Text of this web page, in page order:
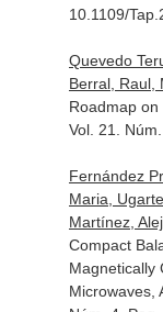
10.1109/
Quevedo
Berral, Raul,
Roadmap on
Vol. 21.
Fernández
Maria,
Martínez,
Compact
Magnetically
Microwaves,